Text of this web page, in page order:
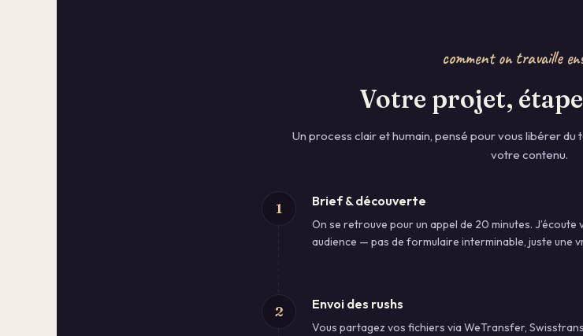
comment on travaille
Votre projet,
Un process clair et humain, pensé pour vous libérer du
votre contenu.
1 Brief & découverte
On se retrouve pour un appel de 20 minutes.
audience — pas de formulaire interminable, juste une
2 Envoi des rushs
Vous partagez vos fichiers via WeTransfer,